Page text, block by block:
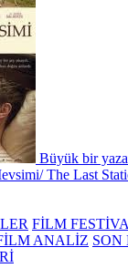
Büyük bir
The Last
FİLM
ANALİZ SON